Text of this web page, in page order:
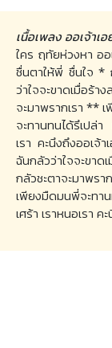
เนื้อเพลง ออเจ้าเ
ใคร ฤทัยห่วงหา อ
ชื่นตาให้พี่ ชื่นใจ *
ว่าใจจะขาดเมื่อร้า
จะมาพรากเรา **
จะทานทนได้รึเปล่
เรา คะนึงถึงออเจ้
ฉันกลัวว่าใจจะขา
กลัวชะตาจะมาพร
เพียงมืดมนพี่จะทา
เศร้า เราหนอเรา ค